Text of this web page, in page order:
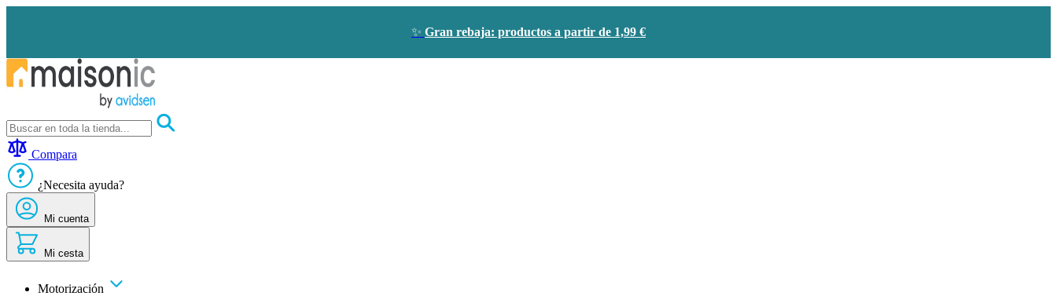
✨ Gran rebaja: productos a partir de 1,99 €
Motorización
y
Solar
ahorro
de
Seguridad
doméstico
Compara
¿Necesita ayuda?
Mi cuenta
Mi cesta
Motorización